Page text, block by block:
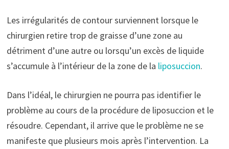
Les irrégularités de contour surviennent lorsque le
chirurgien retire trop de graisse d’une zone au
détriment d’une autre ou lorsqu’un excès de liquide
s’accumule à l’intérieur de la zone de la liposuccion.
Dans l’idéal, le chirurgien ne pourra pas identifier le
problème au cours de la procédure de liposuccion et le
résoudre. Cependant, il arrive que le problème ne se
manifeste que plusieurs mois après l’intervention. La